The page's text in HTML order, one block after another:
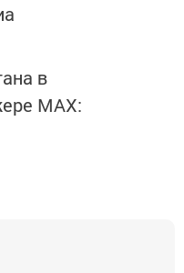
в
MАХ: